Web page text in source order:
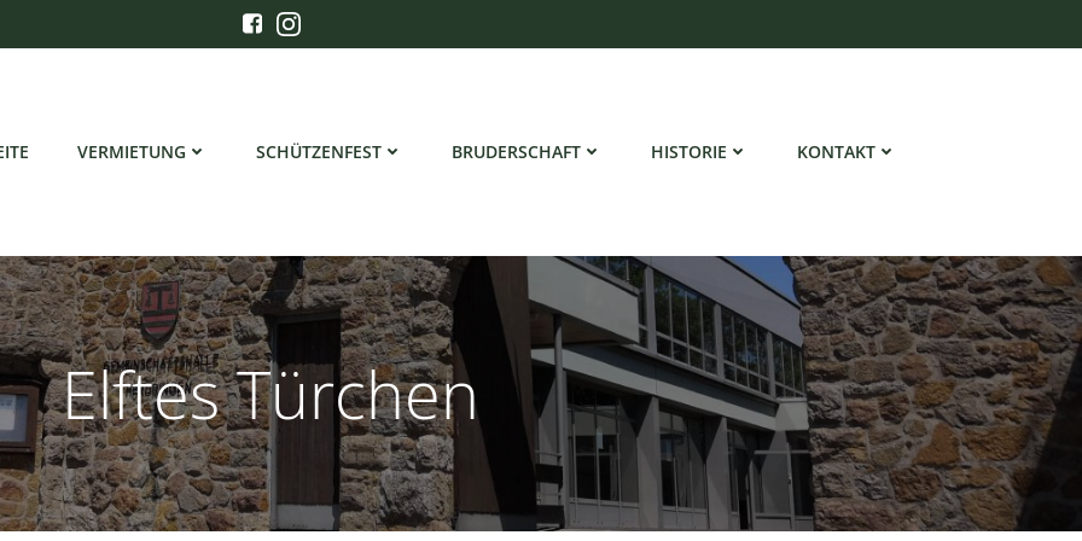
VERMIETUNG SCHÜTZENFEST BRUDERSCHAFT HISTORIE KONTAKT
Elftes Türchen